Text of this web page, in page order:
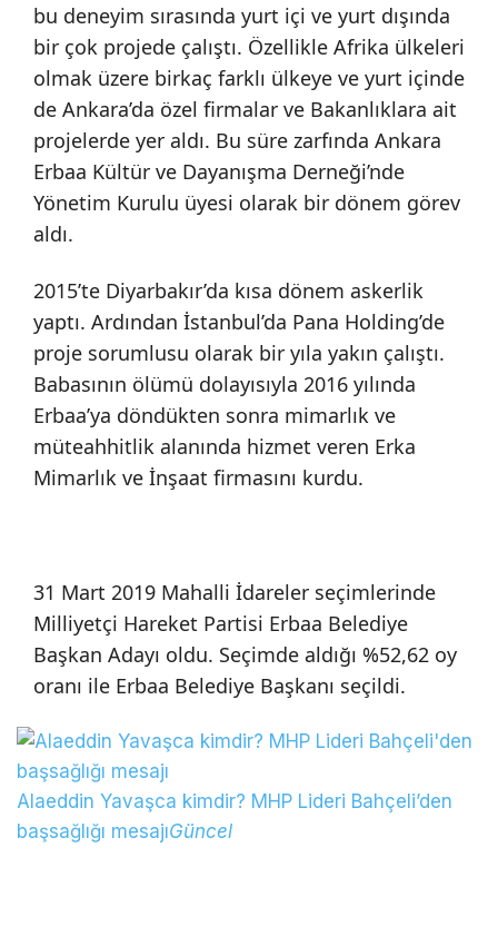
bu deneyim sırasında yurt içi ve yurt dışında
bir çok projede çalıştı. Özellikle Afrika ülkeleri
olmak üzere birkaç farklı ülkeye ve yurt içinde
de Ankara’da özel firmalar ve Bakanlıklara ait
projelerde yer aldı. Bu süre zarfında Ankara
Erbaa Kültür ve Dayanışma Derneği’nde
Yönetim Kurulu üyesi olarak bir dönem görev
aldı.
2015’te Diyarbakır’da kısa dönem askerlik
yaptı. Ardından İstanbul’da Pana Holding’de
proje sorumlusu olarak bir yıla yakın çalıştı.
Babasının ölümü dolayısıyla 2016 yılında
Erbaa’ya döndükten sonra mimarlık ve
müteahhitlik alanında hizmet veren Erka
Mimarlık ve İnşaat firmasını kurdu.
31 Mart 2019 Mahalli İdareler seçimlerinde
Milliyetçi Hareket Partisi Erbaa Belediye
Başkan Adayı oldu. Seçimde aldığı %52,62 oy
oranı ile Erbaa Belediye Başkanı seçildi.
Alaeddin Yavaşca kimdir? MHP Lideri Bahçeli’den
başsağlığı mesajıGüncel